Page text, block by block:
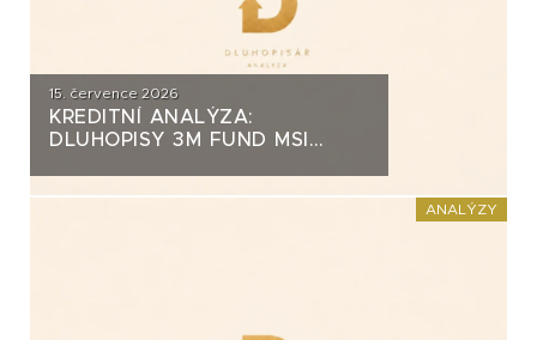
15. července 2026
KREDITNÍ ANALÝZA:
DLUHOPISY 3M FUND MSI
ANALÝZY